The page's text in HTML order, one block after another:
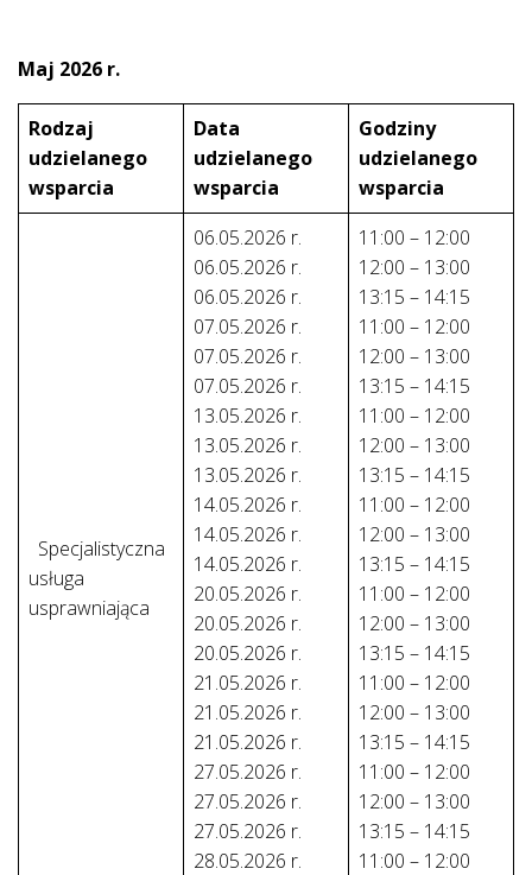
Maj 2026 r.
Rodzaj
udzielanego
wsparcia
Data
udzielanego
wsparcia
Godziny
udzielanego
wsparcia
Specjalistyczna
usługa
usprawniająca
06.05.2026 r.
06.05.2026 r.
06.05.2026 r.
07.05.2026 r.
07.05.2026 r.
07.05.2026 r.
13.05.2026 r.
13.05.2026 r.
13.05.2026 r.
14.05.2026 r.
14.05.2026 r.
14.05.2026 r.
20.05.2026 r.
20.05.2026 r.
20.05.2026 r.
21.05.2026 r.
21.05.2026 r.
21.05.2026 r.
27.05.2026 r.
27.05.2026 r.
27.05.2026 r.
28.05.2026 r.
11:00 – 12:00
12:00 – 13:00
13:15 – 14:15
11:00 – 12:00
12:00 – 13:00
13:15 – 14:15
11:00 – 12:00
12:00 – 13:00
13:15 – 14:15
11:00 – 12:00
12:00 – 13:00
13:15 – 14:15
11:00 – 12:00
12:00 – 13:00
13:15 – 14:15
11:00 – 12:00
12:00 – 13:00
13:15 – 14:15
11:00 – 12:00
12:00 – 13:00
13:15 – 14:15
11:00 – 12:00